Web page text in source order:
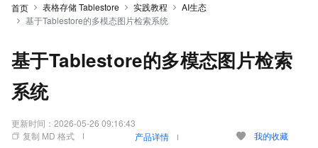
首页 表格存储 Tablestore 实践教程
AI生态
基于Tablestore的多模态图片检索系统
基于Tablestore的多模态图片检索
系统
更新时间： 2026-05-26 09:16:43
复制 MD 格式
产品详情 我的收藏